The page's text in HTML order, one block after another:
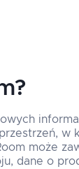
w
może
dane o